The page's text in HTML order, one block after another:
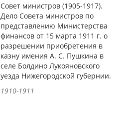
Совет министров (1905-1917).
Дело Совета министров по
представлению Министерства
финансов от 15 марта 1911 г. о
разрешении приобретения в
казну имения А. С. Пушкина в
селе Болдино Лукояновского
уезда Нижегородской губернии.
1910-1911